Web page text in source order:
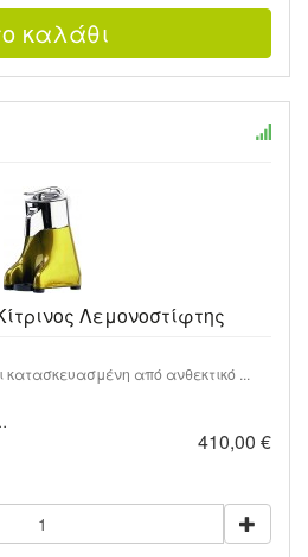
Λεμονοστίφτης
κατασκευασμένη από ανθεκτικό ...
410,00 €